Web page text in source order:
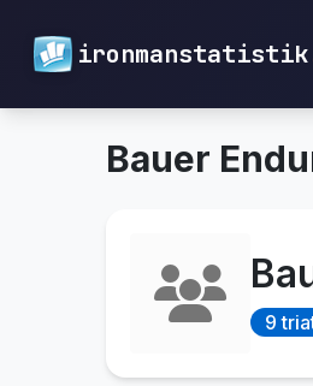
ironmanstatistik
Bauer
9